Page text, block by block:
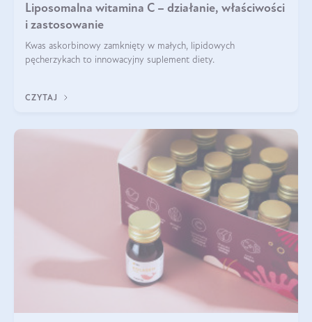
Liposomalna witamina C – działanie, właściwości
i zastosowanie
Kwas askorbinowy zamknięty w małych, lipidowych
pęcherzykach to innowacyjny suplement diety.
CZYTAJ